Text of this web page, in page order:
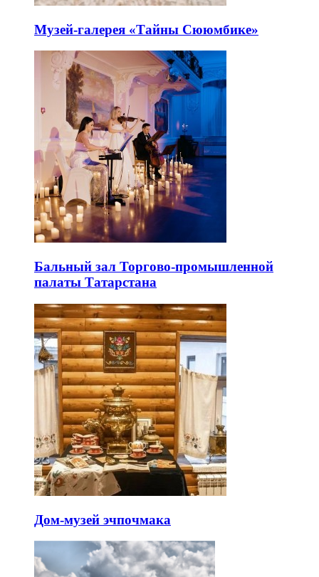
Музей-галерея «Тайны Сююмбике»
Бальный зал Торгово-промышленной
палаты Татарстана
Дом-музей эчпочмака